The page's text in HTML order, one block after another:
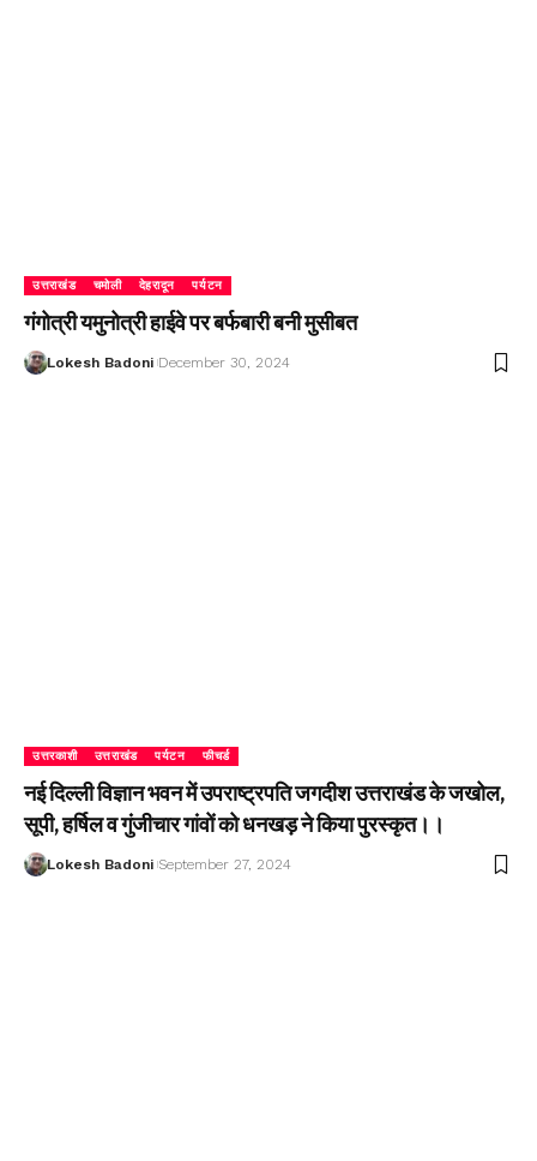
उत्तराखंड चमोली देहरादून पर्यटन
गंगोत्री यमुनोत्री हाईवे पर बर्फबारी बनी मुसीबत
Lokesh Badoni December 30, 2024
उत्तरकाशी उत्तराखंड पर्यटन फीचर्ड
नई दिल्ली विज्ञान भवन में उपराष्ट्रपति जगदीश उत्तराखंड के जखोल,
सूपी, हर्षिल व गुंजीचार गांवों को धनखड़ ने किया पुरस्कृत।।
Lokesh Badoni September 27, 2024